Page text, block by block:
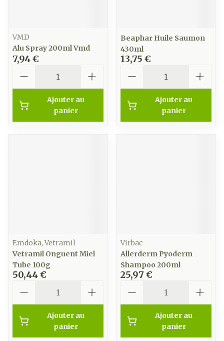
VMD
Alu Spray 200ml Vmd
7,94 €
Ajouter au
panier
Beaphar Huile Saumon
430ml
13,75 €
Ajouter au
panier
Emdoka, Vetramil
Vetramil Onguent Miel
Tube 100g
50,44 €
Ajouter au
panier
Virbac
Allerderm Pyoderm
Shampoo 200ml
25,97 €
Ajouter au
panier